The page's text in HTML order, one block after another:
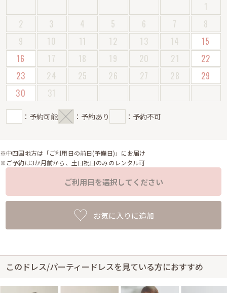
1
2
3 4 5 6 7
8
9
10 11 12 13 14
15
16
17 18 19 20 21
22
23
24 25 26 27 28
29
30
31
：予約可能 ：予約あり ：予約不可
※中四国地方は「ご利用日の前日(予備日)」にお届け
※ご予約は3か月前から、土日祝日のみのレンタル可
ご利用日を選択してください
お気に入りに追加
このドレス/パーティードレスを見ている方におすすめ